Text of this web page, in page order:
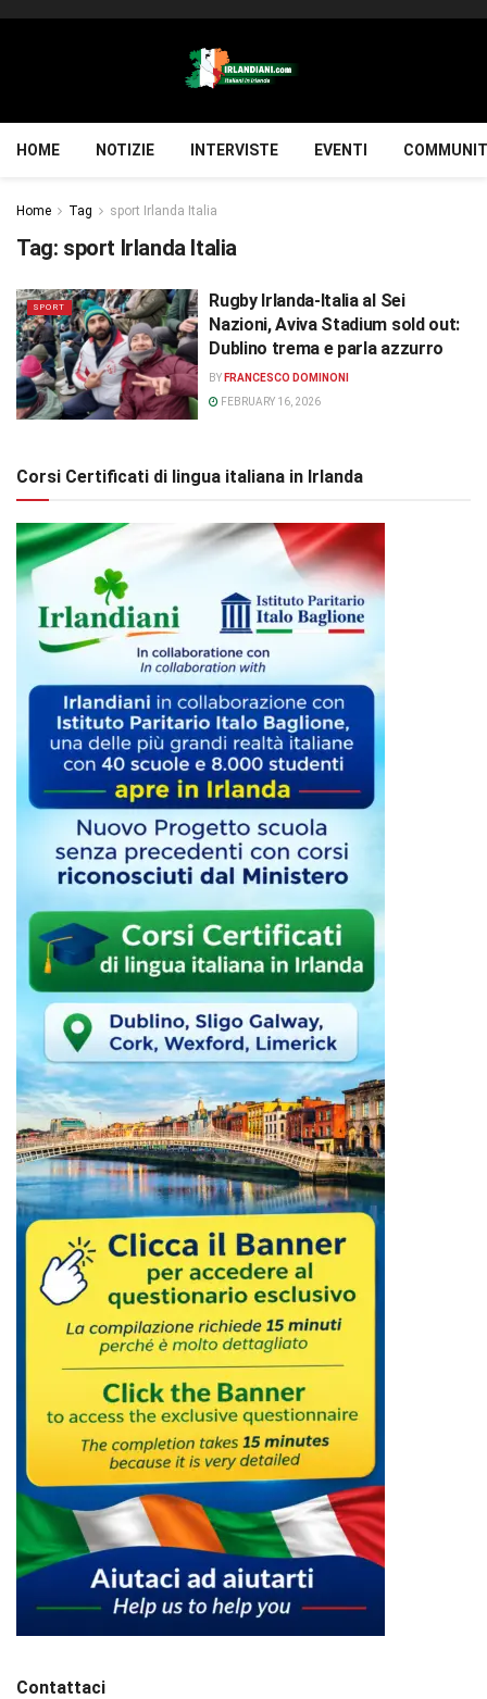
HOME NOTIZIE INTERVISTE EVENTI
Home Tag sport Irlanda Italia
Tag: sport Irlanda Italia
SPORT
Rugby Irlanda-Italia al Sei
Nazioni, Aviva Stadium sold out:
Dublino trema e parla azzurro
BY FRANCESCO DOMINONI
FEBRUARY 16, 2026
Corsi Certificati di lingua italiana in Irlanda
Contattaci